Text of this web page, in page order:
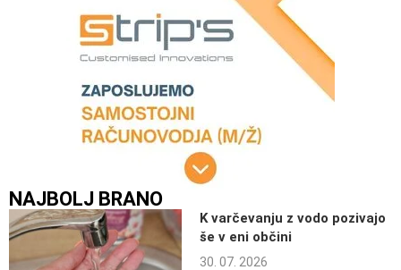
NAJBOLJ BRANO
K varčevanju z vodo pozivajo
še v eni občini
30. 07. 2026